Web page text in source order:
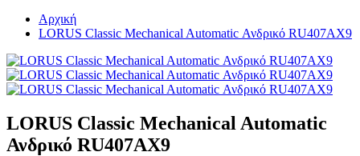
Αρχική
LORUS Classic Mechanical Automatic Ανδρικό RU407AX9
LORUS Classic Mechanical Automatic
Ανδρικό RU407AX9